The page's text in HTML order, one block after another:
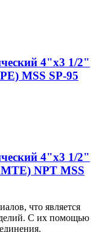
4"х3 1/2"
MSS SP-95
4"х3 1/2"
NPT MSS
что является
С их помощью